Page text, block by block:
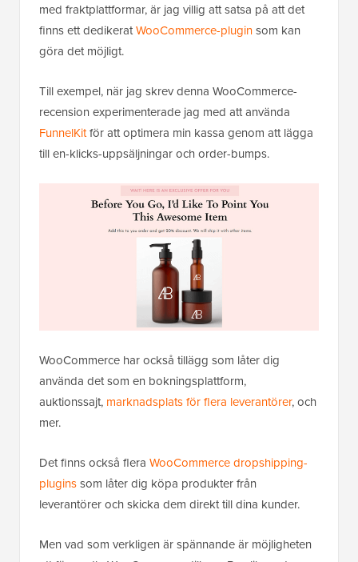
med fraktplattformar, är jag villig att satsa på att det
finns ett dedikeratWooCommerce-pluginsom kan
göra det möjligt.
Till exempel, när jag skrev denna WooCommerce-
recension experimenterade jag med att använda
FunnelKitför att optimera min kassa genom att lägga
till en-klicks-uppsäljningar och order-bumps.
WooCommerce har också tillägg som låter dig
använda det som en bokningsplattform,
auktionssajt, marknadsplats för flera leverantörer, och
mer.
Det finns också flera WooCommerce dropshipping-
pluginssom låter dig köpa produkter från
leverantörer och skicka dem direkt till dina kunder.
Men vad som verkligen är spännande är möjligheten